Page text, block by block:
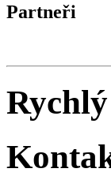
Partneři